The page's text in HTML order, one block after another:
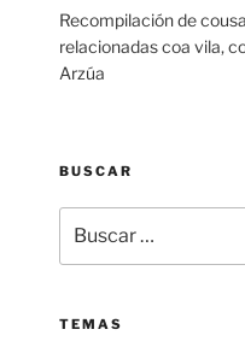
Recompilación de
relacionadas coa vila,
Arzúa
BUSCAR
TEMAS